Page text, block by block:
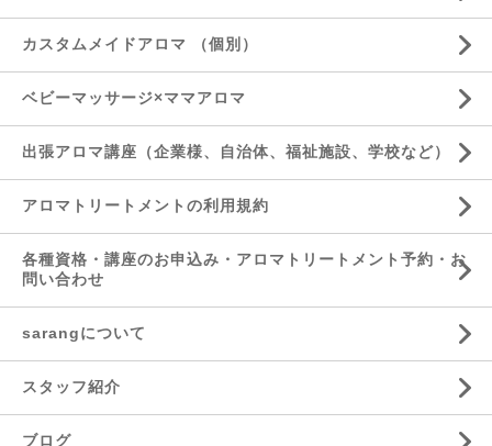
カスタムメイドアロマ （個別）
ベビーマッサージ×ママアロマ
出張アロマ講座（企業様、自治体、福祉施設、学校など）
アロマトリートメントの利用規約
各種資格・講座のお申込み・アロマトリートメント予約・お
問い合わせ
sarangについて
スタッフ紹介
ブログ